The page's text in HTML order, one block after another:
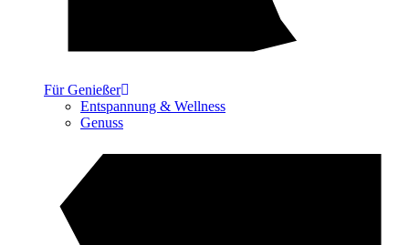
Für Genießer
Entspannung & Wellness
Genuss